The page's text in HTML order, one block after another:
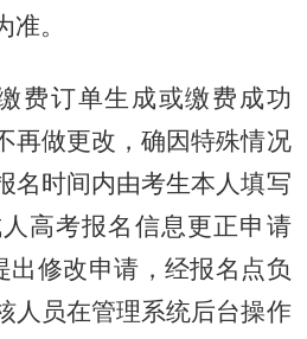
。
费订单生成或缴费成功
再做更改，确因特殊情况
名时间内由考生本人填写
人高考报名信息更正申请
出修改申请，经报名点负
人员在管理系统后台操作